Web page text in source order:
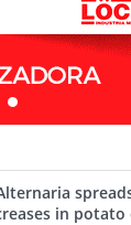
in potato